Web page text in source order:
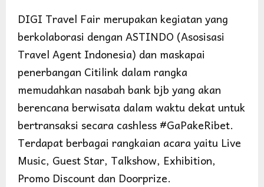
DIGI Travel Fair merupakan kegiatan yang
berkolaborasi dengan ASTINDO (Asosisasi
Travel Agent Indonesia) dan maskapai
penerbangan Citilink dalam rangka
memudahkan nasabah bank bjb yang akan
berencana berwisata dalam waktu dekat untuk
bertransaksi secara cashless #GaPakeRibet.
Terdapat berbagai rangkaian acara yaitu Live
Music, Guest Star, Talkshow, Exhibition,
Promo Discount dan Doorprize.